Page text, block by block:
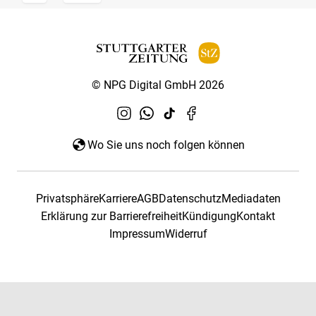
© NPG Digital GmbH 2026
Wo Sie uns noch folgen können
PrivatsphäreKarriereAGBDatenschutzMediadaten
Erklärung zur BarrierefreiheitKündigungKontakt
ImpressumWiderruf